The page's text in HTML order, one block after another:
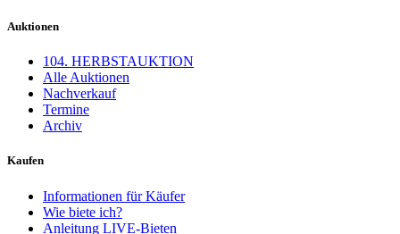
Auktionen
104. HERBSTAUKTION
Alle Auktionen
Nachverkauf
Termine
Archiv
Kaufen
Informationen für Käufer
Wie biete ich?
Anleitung LIVE-Bieten